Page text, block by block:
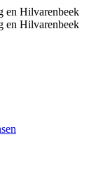
en Hilvarenbeek
en Hilvarenbeek